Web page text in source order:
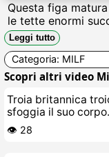
Questa figa
le tette enormi
una puttana in
schizzare sborra
Leggi tutto
Categoria: MILF
Scopri altri video
Troia britannica
sfoggia il suo corpo
bollente
👁️ 28